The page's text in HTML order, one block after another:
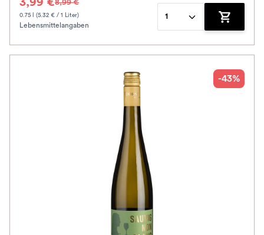
3,99 €8,99 €
0.75 l (5.32 € / 1 Liter)
Lebensmittelangaben
1
Zum
-43%